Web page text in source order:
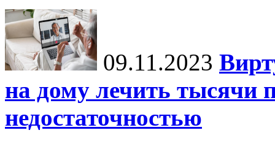
09.11.2023
на дому лечить тысячи
недостаточностью